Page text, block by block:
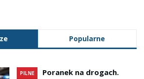
Popularne
PILNE
Poranek na drogach.